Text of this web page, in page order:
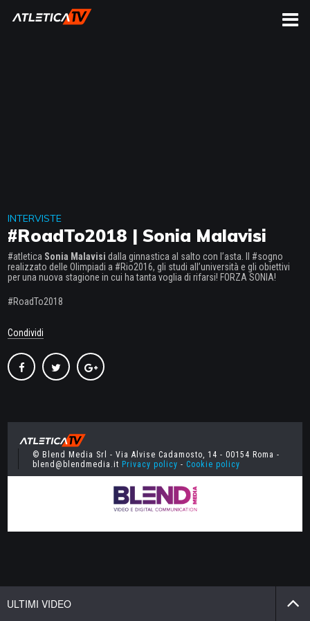
CERCA
INTERVISTE
#RoadTo2018 | Sonia Malavisi
#atletica Sonia Malavisi dalla ginnastica al salto con l’asta. Il #sogno
realizzato delle Olimpiadi a #Rio2016, gli studi all’università e gli obiettivi
per una nuova stagione in cui ha tanta voglia di rifarsi! FORZA SONIA!
#RoadTo2018
Condividi
© Blend Media Srl - Via Alvise Cadamosto, 14 - 00154 Roma -
blend@blendmedia.it Privacy policy - Cookie policy